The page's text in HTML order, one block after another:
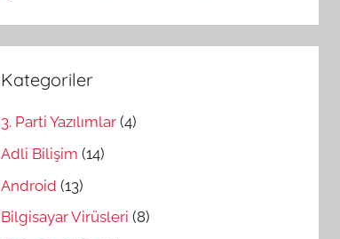
Kategoriler
3. Parti Yazılımlar (4)
Adli Bilişim (14)
Android (13)
Bilgisayar Virüsleri (8)